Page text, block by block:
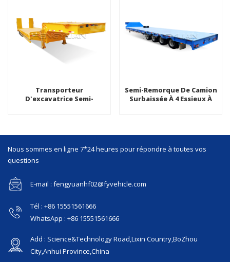
Transporteur
D'excavatrice Semi-
Semi-Remorque De Camion
Surbaissée À 4 Essieux À
Nous sommes en ligne 7*24 heures pour répondre à toutes vos
questions
E-mail : fengyuanhf02@fyvehicle.com
Tél : +86 15551561666
WhatsApp : +86 15551561666
Add : Science&Technology Road,Lixin Country,BoZhou
City,Anhui Province,China